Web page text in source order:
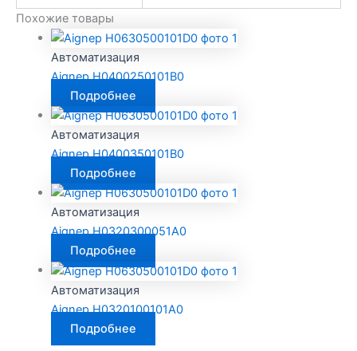
Похожие товары
Автоматизация
Aignep H0400250101B0
Подробнее
Автоматизация
Aignep H0400350101B0
Подробнее
Автоматизация
Aignep H0320300051A0
Подробнее
Автоматизация
Aignep H0320100101A0
Подробнее